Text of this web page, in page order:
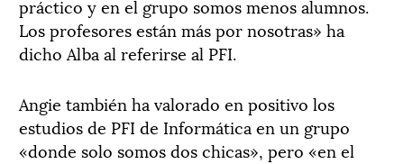
práctico y en el grupo somos menos alumnos.
Los profesores están más por nosotras» ha
dicho Alba al referirse al PFI.
Angie también ha valorado en positivo los
estudios de PFI de Informática en un grupo
«donde solo somos dos chicas», pero «en el